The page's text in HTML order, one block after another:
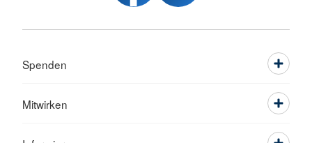
Spenden
Mitwirken